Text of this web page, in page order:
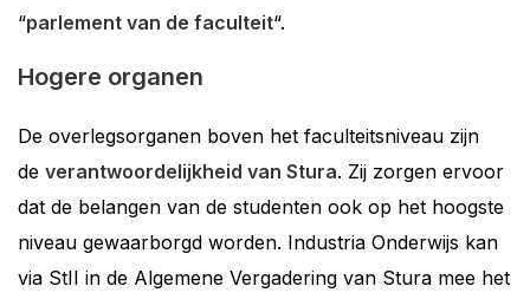
“parlement van de faculteit“.
Hogere organen
De overlegsorganen boven het faculteitsniveau zijn
de verantwoordelijkheid van Stura. Zij zorgen ervoor
dat de belangen van de studenten ook op het hoogste
niveau gewaarborgd worden. Industria Onderwijs kan
via StII in de Algemene Vergadering van Stura mee het